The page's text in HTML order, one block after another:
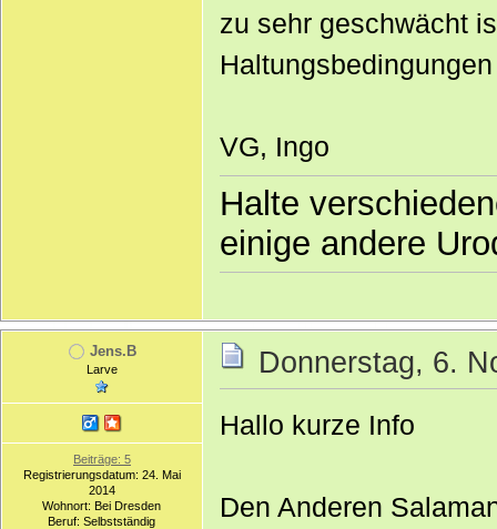
zu sehr geschwächt
VG, Ingo
Halte
einige andere
Jens.B
Larve
Beiträge: 5
Registrierungsdatum: 24. Mai
2014
Wohnort: Bei Dresden
Beruf: Selbstständig
Donnerstag, 6.
Hallo kurze Info
Den Anderen